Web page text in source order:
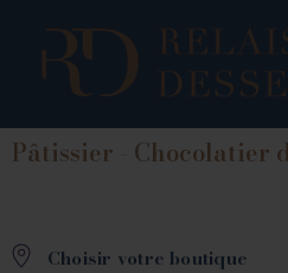
Pâtissier - Chocolatier
Choisir votre boutique